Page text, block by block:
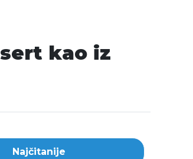
kao iz
Najčitanije